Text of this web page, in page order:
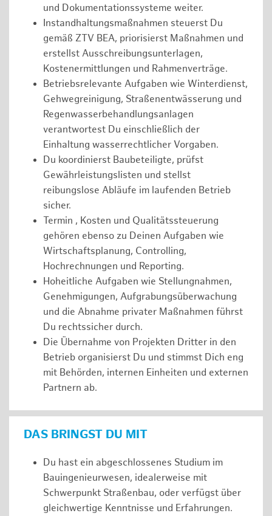
und Dokumentationssysteme weiter.
Instandhaltungsmaßnahmen steuerst Du
gemäß ZTV BEA, priorisierst Maßnahmen und
erstellst Ausschreibungsunterlagen,
Kostenermittlungen und Rahmenverträge.
Betriebsrelevante Aufgaben wie Winterdienst,
Gehwegreinigung, Straßenentwässerung und
Regenwasserbehandlungsanlagen
verantwortest Du einschließlich der
Einhaltung wasserrechtlicher Vorgaben.
Du koordinierst Baubeteiligte, prüfst
Gewährleistungslisten und stellst
reibungslose Abläufe im laufenden Betrieb
sicher.
Termin , Kosten und Qualitätssteuerung
gehören ebenso zu Deinen Aufgaben wie
Wirtschaftsplanung, Controlling,
Hochrechnungen und Reporting.
Hoheitliche Aufgaben wie Stellungnahmen,
Genehmigungen, Aufgrabungsüberwachung
und die Abnahme privater Maßnahmen führst
Du rechtssicher durch.
Die Übernahme von Projekten Dritter in den
Betrieb organisierst Du und stimmst Dich eng
mit Behörden, internen Einheiten und externen
Partnern ab.
DAS BRINGST DU MIT
Du hast ein abgeschlossenes Studium im
Bauingenieurwesen, idealerweise mit
Schwerpunkt Straßenbau, oder verfügst über
gleichwertige Kenntnisse und Erfahrungen.